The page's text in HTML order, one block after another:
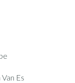
Es